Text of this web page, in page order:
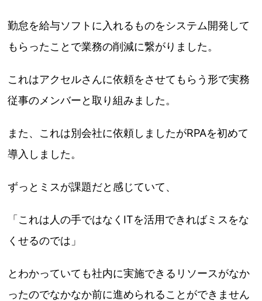
勤怠を給与ソフトに入れるものをシステム開発して
もらったことで業務の削減に繋がりました。
これはアクセルさんに依頼をさせてもらう形で実務
従事のメンバーと取り組みました。
また、これは別会社に依頼しましたがRPAを初めて
導入しました。
ずっとミスが課題だと感じていて、
「これは人の手ではなくITを活用できればミスをな
くせるのでは」
とわかっていても社内に実施できるリソースがなか
ったのでなかなか前に進められることができません